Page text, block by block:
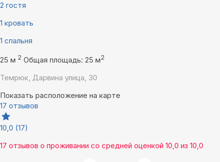
2 гостя
1 кровать
1 спальня
25 м 2 Общая площадь: 25 м2
Темрюк, Дарвина улица, 30
Показать расположение на карте
17 отзывов
10,0 (17)
17 отзывов о проживании со средней оценкой 10,0 из 10,0